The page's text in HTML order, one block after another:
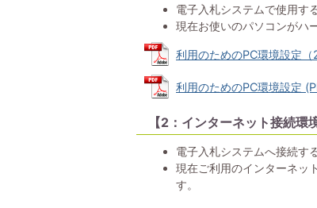
電子入札システムで使用す
現在お使いのパソコンがハ
利用のためのPC環境設定
利用のためのPC環境設定
【2：インターネット接続環
電子入札システムへ接続す
現在ご利用のインターネッ
す。